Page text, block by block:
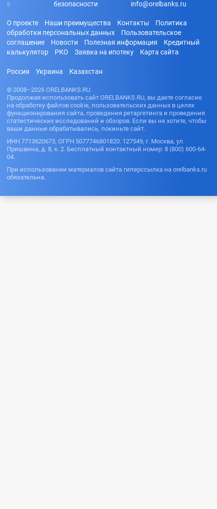
безопасности
info@orelbanks.ru
О проекте Наши преимущества Контакты
Политика
обработки персональных данных
Пользовательское
соглашение
Новости Полезная информация
Кредитный
калькулятор
РКО Заявка на ипотеку Карта сайта
Россия Украина Казахстан
© 2008–2026 ORELBANKS.RU.
Продолжая использовать сайт ORELBANKS.RU, вы даете согласие
на обработку файлов cookie, пользовательских данных в целях
функционирования сайта, проведения ретаргетинга и проведения
статистических исследований и обзоров. Если вы не хотите, чтобы
ваши данные обрабатывались, покиньте сайт.
ИНН 7713620673, ОГРН 5077746801820. 127549, г. Москва, ул.
Пришвина, д. 8, к. 2. Бесплатный контактный номер: 8 (800) 600-64-
04.
При использовании материалов сайта гиперссылка на orelbanks.ru
обязательна.